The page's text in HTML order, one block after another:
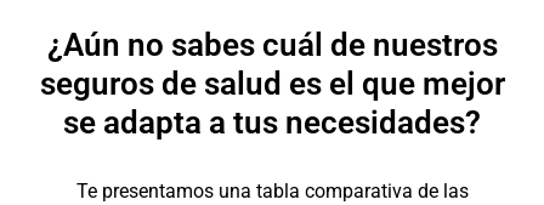
¿Aún no sabes cuál de nuestros
seguros de salud es el que mejor
se adapta a tus necesidades?
Te presentamos una tabla comparativa de las